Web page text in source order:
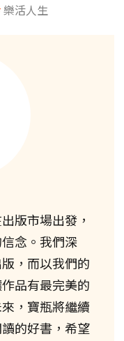
樂活人生
版市場出發，
念。我們深
，而以我們的
品有最完美的
，寶瓶將繼續
的好書，希望